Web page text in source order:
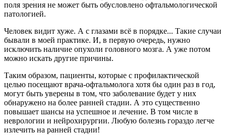
поля зрения не может быть обусловлено офтальмологической
патологией.
Человек видит хуже. А с глазами всё в порядке... Такие случаи
бывали в моей практике. И, в первую очередь, нужно
исключить наличие опухоли головного мозга. А уже потом
можно искать другие причины.
Таким образом, пациенты, которые с профилактической
целью посещают врача-офтальмолога хотя бы один раз в год,
могут быть уверены в том, что заболевание будет у них
обнаружено на более ранней стадии. А это существенно
повышает шансы на успешное и лечение. В том числе в
неврологии и нейрохирургии. Любую болезнь гораздо легче
излечить на ранней стадии!